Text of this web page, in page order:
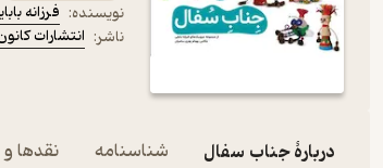
نویسنده: فرزانه
ناشر: انتشارات
دربارۀ جناب سفال شناسنامه نقدها و